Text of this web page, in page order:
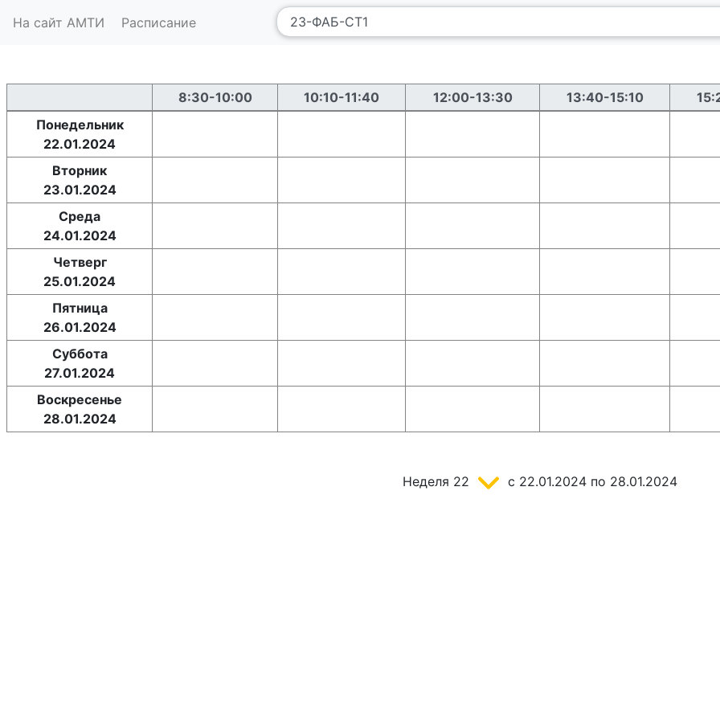
На сайт АМТИ Расписание
8:30-10:00 10:10-11:40 12:00-13:30 13:40-15:10
Понедельник
22.01.2024
Вторник
23.01.2024
Среда
24.01.2024
Четверг
25.01.2024
Пятница
26.01.2024
Суббота
27.01.2024
Воскресенье
28.01.2024
Неделя 22 c 22.01.2024 по 28.01.2024